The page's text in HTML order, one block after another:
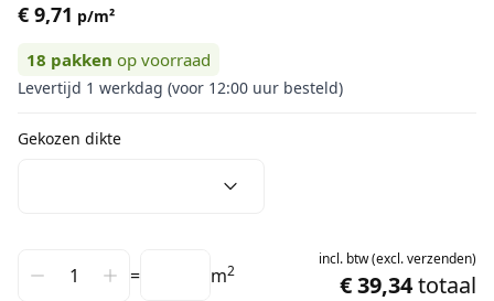
€ 9,71 p/m²
18 pakken op voorraad
Levertijd 1 werkdag (voor 12:00 uur besteld)
Gekozen dikte
= m2
incl. btw(excl.verzenden)
€ 39,34totaal